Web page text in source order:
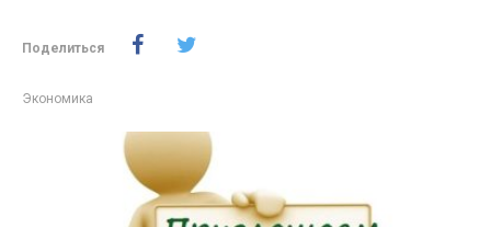
Поделиться
Экономика